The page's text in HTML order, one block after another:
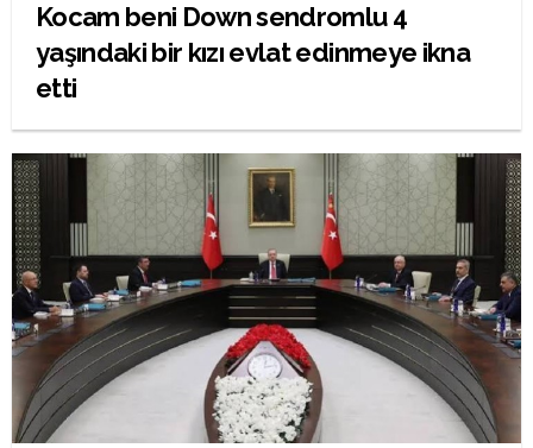
Kocam beni Down sendromlu 4
yaşındaki bir kızı evlat edinmeye ikna
etti